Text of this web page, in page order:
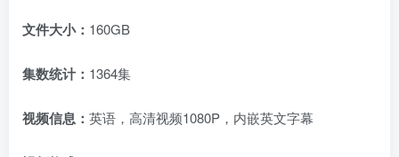
文件大小： 160GB
集数统计： 1364集
视频信息： 英语，高清视频1080P，内嵌英文字幕